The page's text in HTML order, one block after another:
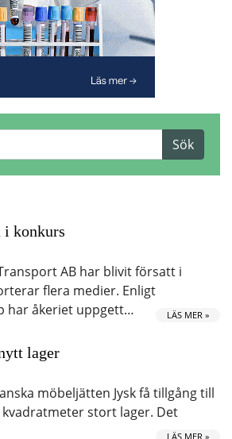
i konkurs
AB har blivit försatt i
flera medier. Enligt
har åkeriet uppgett…
LÄS MER »
lager
möbeljätten Jysk få tillgång till
stort lager. Det
LÄS MER »